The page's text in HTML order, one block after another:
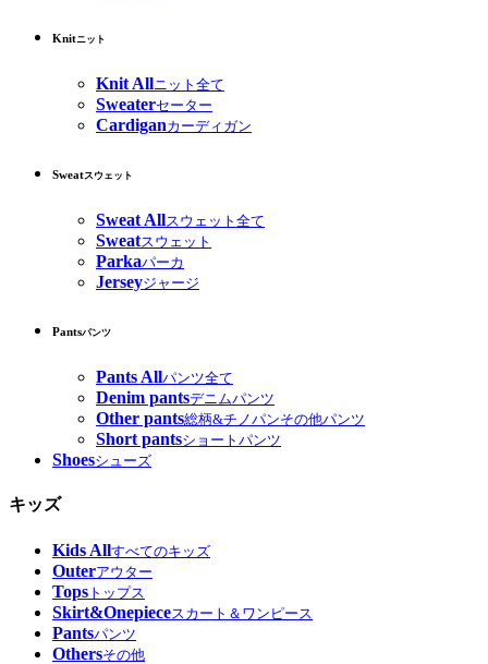
Knitニット
Knit Allニット全て
Sweaterセーター
Cardiganカーディガン
Sweatスウェット
Sweat Allスウェット全て
Sweatスウェット
Parkaパーカ
Jerseyジャージ
Pantsパンツ
Pants Allパンツ全て
Denim pantsデニムパンツ
Other pants総柄&チノパンその他パンツ
Short pantsショートパンツ
Shoesシューズ
キッズ
Kids Allすべてのキッズ
Outerアウター
Tops トップス
Skirt&Onepieceスカート＆ワンピース
Pantsパンツ
Othersその他